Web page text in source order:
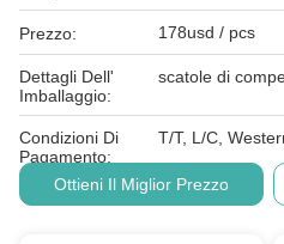
Prezzo: 178usd / pcs
Dettagli Dell'
Imballaggio:
scatole di
Condizioni Di
Pagamento:
T/T, L/C,
Ottieni Il Miglior Prezzo